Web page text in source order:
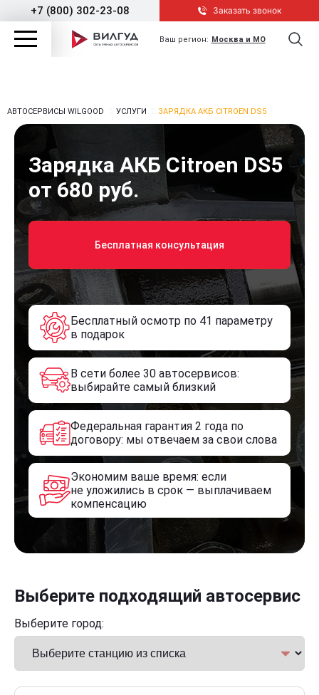
+7 (800) 302-23-08 Заказать звонок
Ваш регион: Москва и МО
АВТОСЕРВИСЫ WILGOOD УСЛУГИ ЗАРЯДКА АКБ CITROEN DS5
Зарядка АКБ Citroen DS5
от 680 руб.
Бесплатная консультация
Бесплатный осмотр по 41 параметру
в подарок
В сети более 30 автосервисов:
выбирайте самый близкий
Федеральная гарантия 2 года по
договору: мы отвечаем за свои слова
Экономим ваше время: если
не уложились в срок — выплачиваем
компенсацию
Выберите подходящий автосервис
Выберите город: